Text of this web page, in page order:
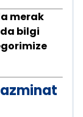
merak
bilgi